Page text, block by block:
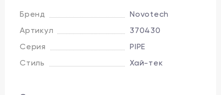
Бренд
Novotech
Артикул
370430
Серия
PIPE
Стиль
Хай-тек